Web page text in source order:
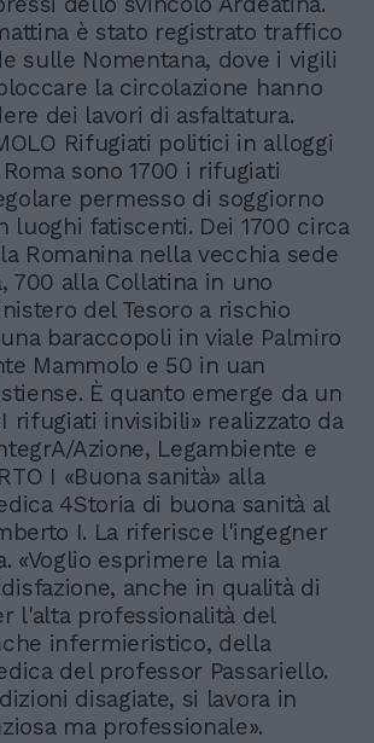
è stato registrato traffico
sulle Nomentana, dove i vigili
la circolazione hanno
dei lavori di asfaltatura.
Rifugiati politici in alloggi
sono 1700 i rifugiati
permesso di soggiorno
luoghi fatiscenti. Dei 1700 circa
Romanina nella vecchia sede
700 alla Collatina in uno
del Tesoro a rischio
baraccopoli in viale Palmiro
Mammolo e 50 in uan
È quanto emerge da un
rifugiati invisibili» realizzato da
Azione, Legambiente e
I «Buona sanità» alla
4Storia di buona sanità al
I. La riferisce l'ingegner
«Voglio esprimere la mia
anche in qualità di
l'alta professionalità del
infermieristico, della
del professor Passariello.
disagiate, si lavora in
ma professionale».